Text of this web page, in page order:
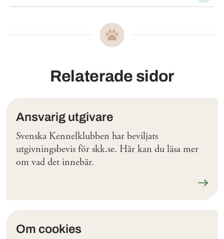
Relaterade sidor
Ansvarig utgivare
Svenska Kennelklubben har beviljats
utgivningsbevis för skk.se. Här kan du läsa mer
om vad det innebär.
Läs
Om cookies